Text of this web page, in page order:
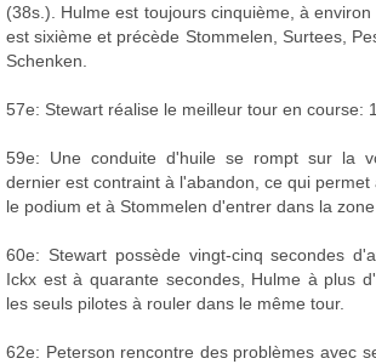
(38s.). Hulme est toujours cinquième, à
est sixième et précède Stommelen, Surtees,
Schenken.
57e: Stewart réalise le meilleur tour en course:
59e: Une conduite d'huile se rompt sur la
dernier est contraint à l'abandon, ce qui
le podium et à Stommelen d'entrer dans la zone
60e: Stewart possède vingt-cinq secondes
Ickx est à quarante secondes, Hulme à plus
les seuls pilotes à rouler dans le même tour.
62e: Peterson rencontre des problèmes avec